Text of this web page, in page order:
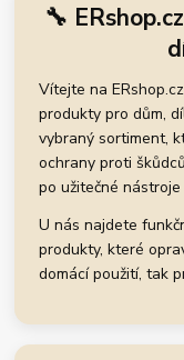
🔧
Vítejte na
produkty pro dům,
vybraný sortiment,
ochrany proti
po užitečné
U nás najdete
produkty, které
domácí použití, tak